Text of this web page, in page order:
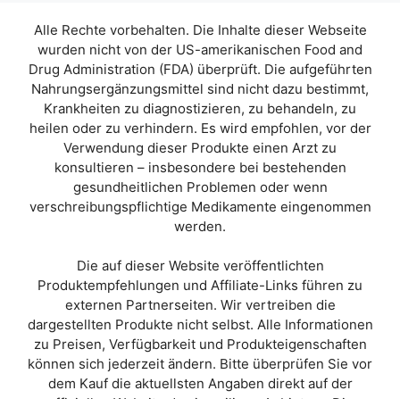
Alle Rechte vorbehalten. Die Inhalte dieser Webseite
wurden nicht von der US-amerikanischen Food and
Drug Administration (FDA) überprüft. Die aufgeführten
Nahrungsergänzungsmittel sind nicht dazu bestimmt,
Krankheiten zu diagnostizieren, zu behandeln, zu
heilen oder zu verhindern. Es wird empfohlen, vor der
Verwendung dieser Produkte einen Arzt zu
konsultieren – insbesondere bei bestehenden
gesundheitlichen Problemen oder wenn
verschreibungspflichtige Medikamente eingenommen
werden.
Die auf dieser Website veröffentlichten
Produktempfehlungen und Affiliate-Links führen zu
externen Partnerseiten. Wir vertreiben die
dargestellten Produkte nicht selbst. Alle Informationen
zu Preisen, Verfügbarkeit und Produkteigenschaften
können sich jederzeit ändern. Bitte überprüfen Sie vor
dem Kauf die aktuellsten Angaben direkt auf der